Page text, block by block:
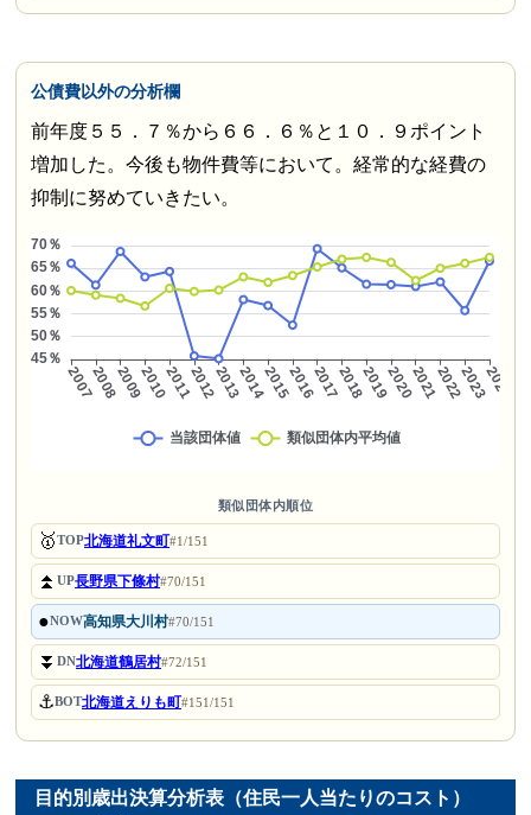
公債費以外の分析欄
前年度５５．７％から６６．６％と１０．９ポイント
増加した。今後も物件費等において。経常的な経費の
抑制に努めていきたい。
類似団体内順位
🥇TOP北海道礼文町#1/151
⏫UP長野県下條村#70/151
●NOW高知県大川村#70/151
⏬DN北海道鶴居村#72/151
⚓BOT北海道えりも町#151/151
目的別歳出決算分析表（住民一人当たりのコスト）